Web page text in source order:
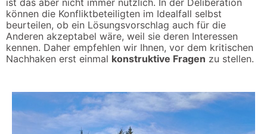
können die Konfliktbeteiligten im Idealfall selbst
beurteilen, ob ein Lösungsvorschlag auch für die
Anderen akzeptabel wäre, weil sie deren Interessen
kennen. Daher empfehlen wir Ihnen, vor dem kritischen
Nachhaken erst einmal konstruktive Fragen zu stellen.